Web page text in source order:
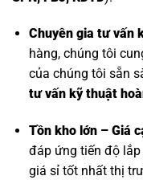
Chuyên gia tư vấn
hàng, chúng tôi
của chúng tôi sẵn
tư vấn kỹ thuật
Tồn kho lớn – Giá
đáp ứng tiến độ lắp
giá sỉ tốt nhất thị